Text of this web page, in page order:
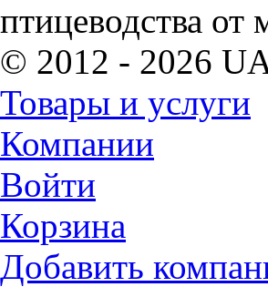
птицеводства от
© 2012 - 2026
Товары и услуги
Компании
Войти
Корзина
Добавить